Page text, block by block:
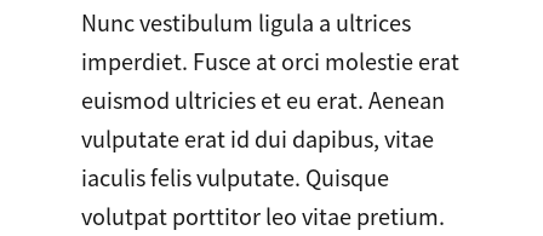
Nunc vestibulum ligula a ultrices
imperdiet. Fusce at orci molestie erat
euismod ultricies et eu erat. Aenean
vulputate erat id dui dapibus, vitae
iaculis felis vulputate. Quisque
volutpat porttitor leo vitae pretium.